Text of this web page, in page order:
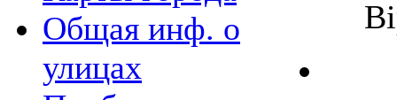
Общая инф. о
улицах